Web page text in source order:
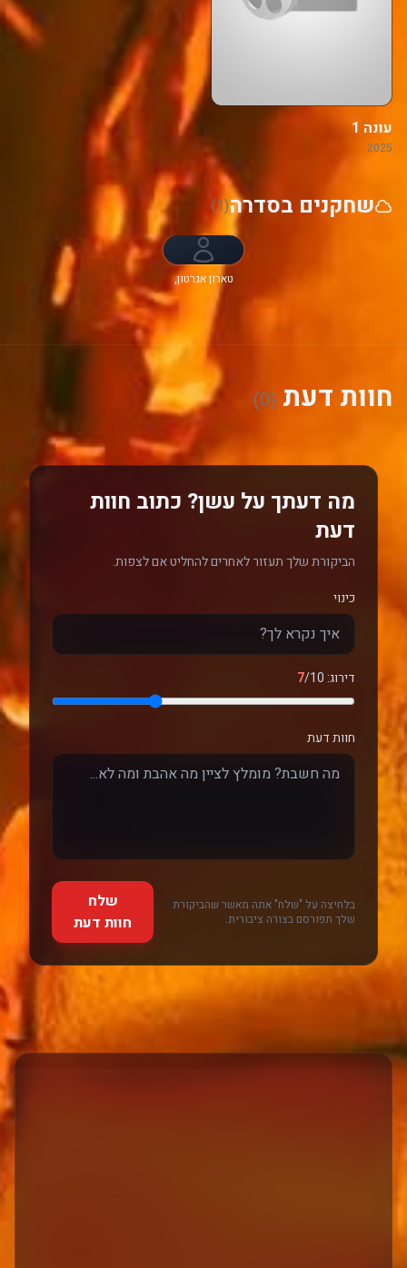
עונה 1
2025
שחקנים בסדרה(1)
טארון אגרטון,
ג'רני סמולט,
האנה אמילי
אנדרסון, גרג
קיניר, ג'ון
לגוויזאמו, Ntare
Guma Mbaho
Mwine, רייף
ספול
חוות דעת (0)
מה דעתך על עשן? כתוב חוות
דעת
הביקורת שלך תעזור לאחרים להחליט אם לצפות.
כינוי
דירוג: 7/10
חוות דעת
בלחיצה על "שלח" אתה מאשר שהביקורת
שלך תפורסם בצורה ציבורית.
שלח
חוות דעת